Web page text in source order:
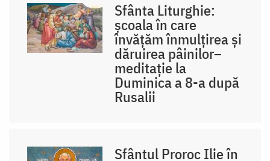
Sfânta Liturghie:
școala în care
învățăm înmulțirea și
dăruirea pâinilor–
meditație la
Duminica a 8-a după
Rusalii
Sfântul Proroc Ilie în